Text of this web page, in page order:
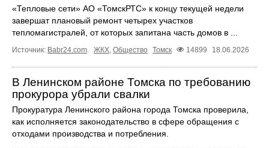
«Тепловые сети» АО «ТомскРТС» к концу текущей недели
завершат плановый ремонт четырех участков
тепломагистралей, от которых запитана часть домов в ...
Источник: Babr24.com. ЖКХ, Общество Томск 14899 18.06.2026
В Ленинском районе Томска по требованию
прокурора убрали свалки
Прокуратура Ленинского района города Томска проверила,
как исполняется законодательство в сфере обращения с
отходами производства и потребления.